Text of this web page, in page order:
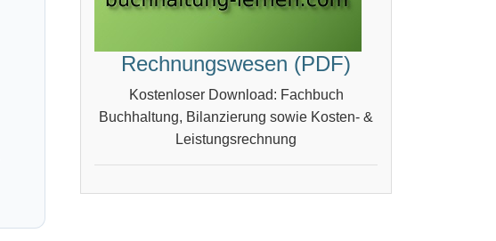
Rechnungswesen (PDF)
Kostenloser Download: Fachbuch
Buchhaltung, Bilanzierung sowie Kosten- &
Leistungsrechnung